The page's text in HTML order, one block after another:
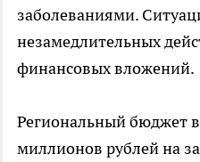
заболеваниями.
незамедлительных
финансовых вложений.
Региональный бюджет
миллионов рублей на